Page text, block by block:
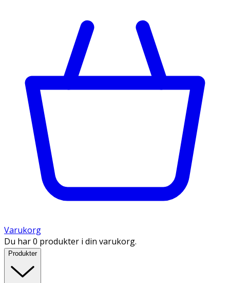
Varukorg
Du har 0 produkter i din varukorg.
Produkter